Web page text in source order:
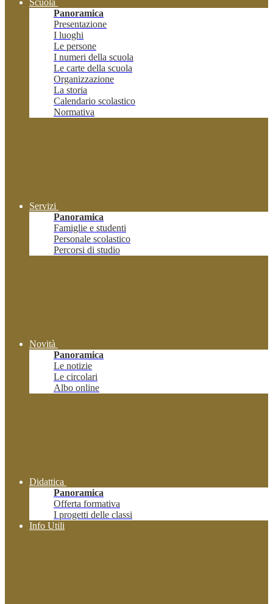
Scuola
Panoramica
Presentazione
I luoghi
Le persone
I numeri della scuola
Le carte della scuola
Organizzazione
La storia
Calendario scolastico
Normativa
Servizi
Panoramica
Famiglie e studenti
Personale scolastico
Percorsi di studio
Novità
Panoramica
Le notizie
Le circolari
Albo online
Didattica
Panoramica
Offerta formativa
I progetti delle classi
Info Utili